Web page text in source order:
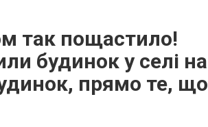
так пощастило!
будинок у селі на
прямо те, що